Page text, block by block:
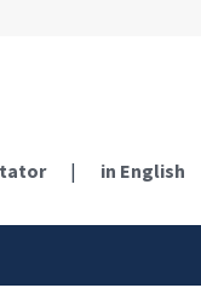
| in English